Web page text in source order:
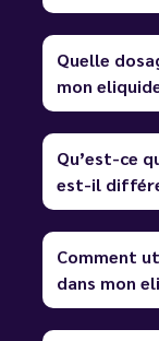
Quelle
mon
Qu’est-ce
est-il
Comment
dans mon